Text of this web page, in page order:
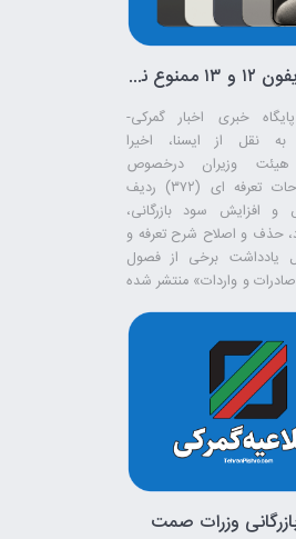
واردات آیفون ۱۲ و ۱۳ ممنوع نیست
خبری اخبار گمرکی-
نقل از ایسنا، اخیرا
هیئت وزیران درخصوص
«تعیین اصلاحات تعرفه ای (۳۷۲) ردیف
افزایش سود بازرگانی،
حذف و اصلاح شرح تعرفه و
یادداشت برخی از فصول
و واردات» منتشر شده
وزرات صمت